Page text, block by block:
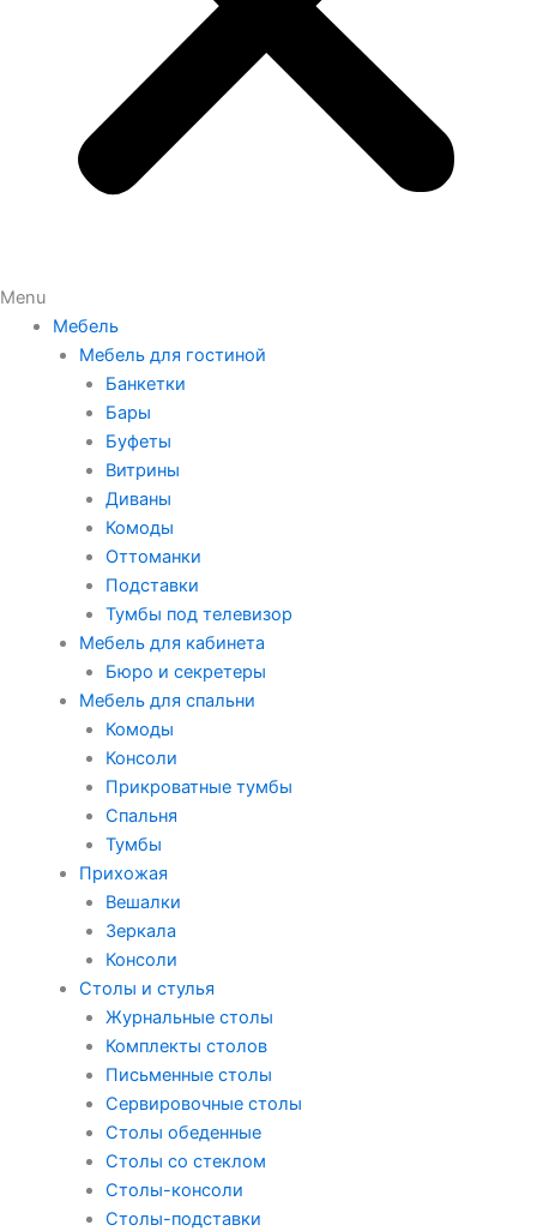
Menu
Мебель
Мебель для гостиной
Банкетки
Бары
Буфеты
Витрины
Диваны
Комоды
Оттоманки
Подставки
Тумбы под телевизор
Мебель для кабинета
Бюро и секретеры
Мебель для спальни
Комоды
Консоли
Прикроватные тумбы
Спальня
Тумбы
Прихожая
Вешалки
Зеркала
Консоли
Столы и стулья
Журнальные столы
Комплекты столов
Письменные столы
Сервировочные столы
Столы обеденные
Столы со стеклом
Столы-консоли
Столы-подставки